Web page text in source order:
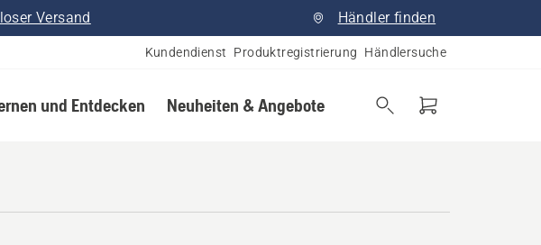
Versand Händler finden
Kundendienst Produktregistrierung Händlersuche
und Entdecken Neuheiten & Angebote